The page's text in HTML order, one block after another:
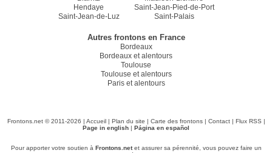
Hendaye
Saint-Jean-de-Luz
Saint-Jean-Pied-de-Port
Saint-Palais
Autres frontons en France
Bordeaux
Bordeaux et alentours
Toulouse
Toulouse et alentours
Paris et alentours
Frontons.net © 2011-2026 | Accueil| Plan du site | Carte des frontons| Contact| Flux RSS |
Page in english | Página en español
Pour apporter votre soutien à Frontons.netet assurer sa pérennité, vous pouvez faire un